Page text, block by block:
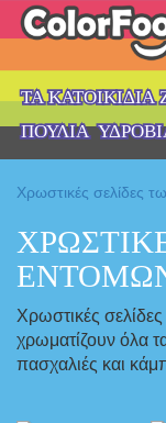
ΤΑ ΚΑΤΟΙΚΊΔΙΑ
ΠΟΥΛΙΆ
Χρωστικές σελίδες
Χρωστικές
χρωματίζουν όλα
πασχαλιές και